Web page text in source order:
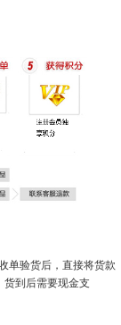
单验货后，直接将货款
货到后需要现金支